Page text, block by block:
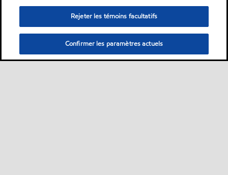
Rejeter les témoins facultatifs
Confirmer les paramètres actuels